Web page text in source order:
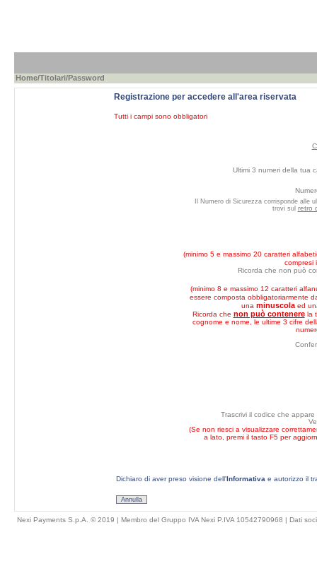
Home/Titolari/Password
Registrazione per accedere all'area riservata
Tutti i campi sono obbligatori
Ultimi 3 numeri della tua
Il Numero di Sicurezza corrisponde alle
trovi sul retro
(minimo 5 e massimo 20 caratteri
compresi
Ricorda che non può
(minimo 8 e massimo 12 caratteri
essere composta obbligatoriarmente
una minuscolaed
Ricorda che non può contenerela
cognome e nome, le ultime 3 cifre
Trascrivi il codice che appare
(Se non riesci a visualizzare
a lato, premi il tasto F5 per
Dichiaro di aver preso visione dell'Informativa e autorizzo il
Annulla
Nexi Payments S.p.A. © 2019 | Membro del Gruppo IVA Nexi P.IVA 10542790968 | Dati